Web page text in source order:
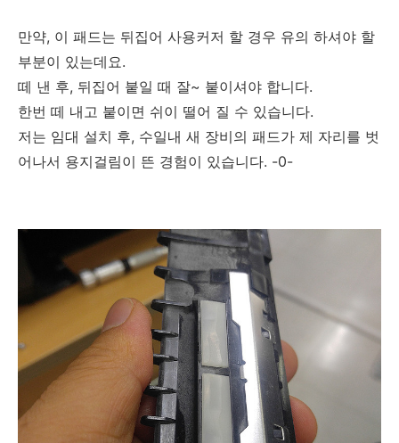
만약, 이 패드는 뒤집어 사용커저 할 경우 유의 하셔야 할
부분이 있는데요.
떼 낸 후, 뒤집어 붙일 때 잘~ 붙이셔야 합니다.
한번 떼 내고 붙이면 쉬이 떨어 질 수 있습니다.
저는 임대 설치 후, 수일내 새 장비의 패드가 제 자리를 벗
어나서 용지걸림이 뜬 경험이 있습니다. -0-